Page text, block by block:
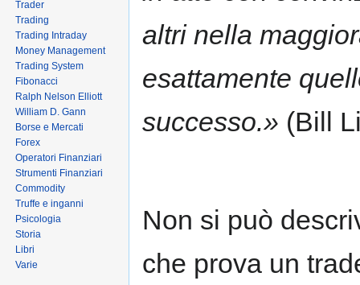
altri nella
esattamente
successo.» (Bill
Non si può
che prova un
Trader
Trading
Trading Intraday
Money Management
Trading System
Fibonacci
Ralph Nelson Elliott
William D. Gann
Borse e Mercati
Forex
Operatori Finanziari
Strumenti Finanziari
Commodity
Truffe e inganni
Psicologia
Storia
Libri
Varie